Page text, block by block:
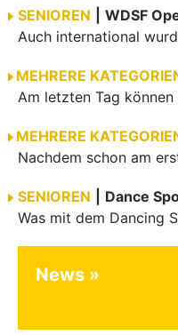
SENIOREN
WDSF
MEHRERE
MEHRERE
SENIOREN
Dance
News